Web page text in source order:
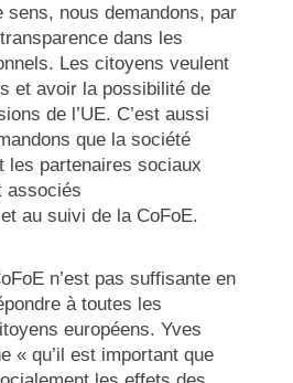
sens, nous demandons, par
dans les
Les citoyens veulent
et avoir la possibilité de
de l’UE. C’est aussi
que la société
les partenaires sociaux
associés
au suivi de la CoFoE.
n’est pas suffisante en
à toutes les
européens. Yves
« qu’il est important que